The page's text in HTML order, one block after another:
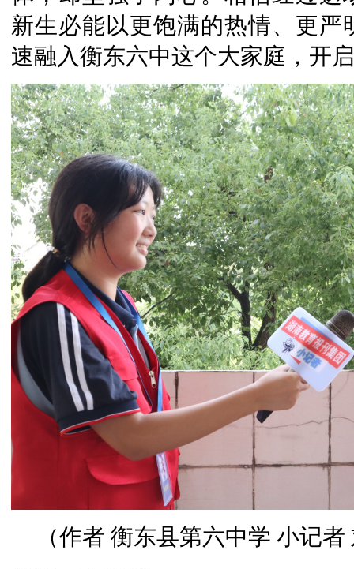
新生必能以更饱满的热情、更
速融入衡东六中这个大家庭，开
（作者 衡东县第六中学 小记